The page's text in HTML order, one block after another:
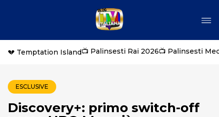
💔 Temptation Island📺 Palinsesti Rai 2026📺 Palinsesti
ESCLUSIVE
Discovery+: primo switch-off